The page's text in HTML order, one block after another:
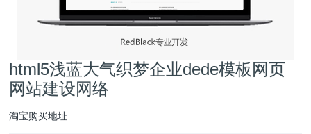
html5浅蓝大气织梦企业dede模板网页
网站建设网络
淘宝购买地址